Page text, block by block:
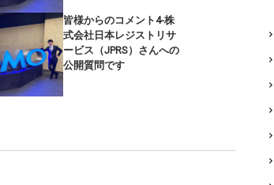
皆様からのコメント4-株
式会社日本レジストリサ
ービス（JPRS）さんへの
公開質問です